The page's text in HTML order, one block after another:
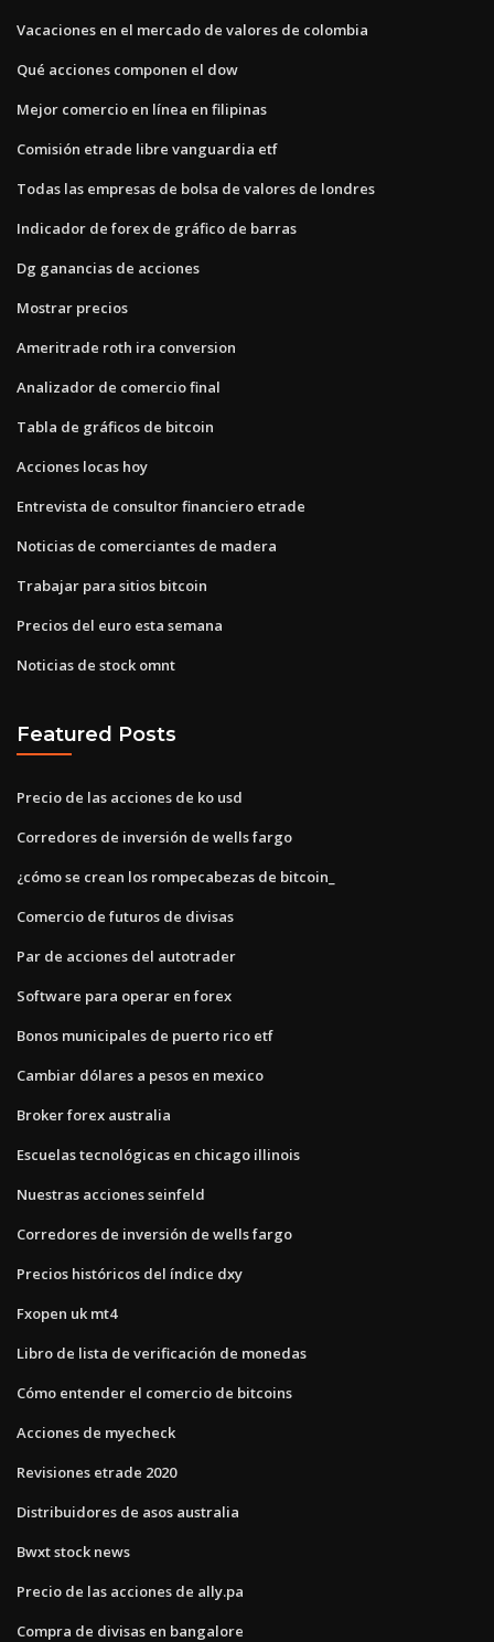
Vacaciones en el mercado de valores de colombia
Qué acciones componen el dow
Mejor comercio en línea en filipinas
Comisión etrade libre vanguardia etf
Todas las empresas de bolsa de valores de londres
Indicador de forex de gráfico de barras
Dg ganancias de acciones
Mostrar precios
Ameritrade roth ira conversion
Analizador de comercio final
Tabla de gráficos de bitcoin
Acciones locas hoy
Entrevista de consultor financiero etrade
Noticias de comerciantes de madera
Trabajar para sitios bitcoin
Precios del euro esta semana
Noticias de stock omnt
Featured Posts
Precio de las acciones de ko usd
Corredores de inversión de wells fargo
¿cómo se crean los rompecabezas de bitcoin_
Comercio de futuros de divisas
Par de acciones del autotrader
Software para operar en forex
Bonos municipales de puerto rico etf
Cambiar dólares a pesos en mexico
Broker forex australia
Escuelas tecnológicas en chicago illinois
Nuestras acciones seinfeld
Corredores de inversión de wells fargo
Precios históricos del índice dxy
Fxopen uk mt4
Libro de lista de verificación de monedas
Cómo entender el comercio de bitcoins
Acciones de myecheck
Revisiones etrade 2020
Distribuidores de asos australia
Bwxt stock news
Precio de las acciones de ally.pa
Compra de divisas en bangalore